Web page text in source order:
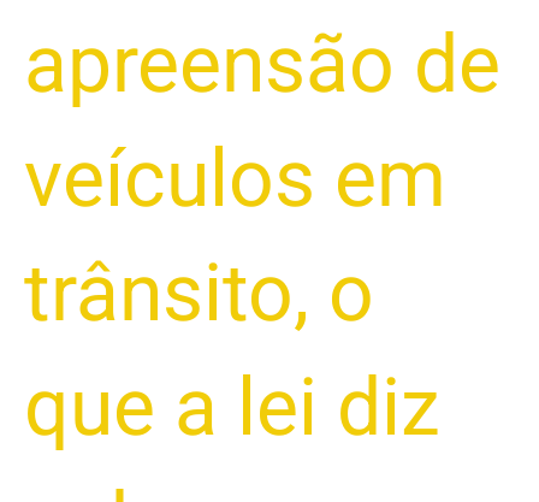
apreensão de
veículos em
trânsito, o
que a lei diz